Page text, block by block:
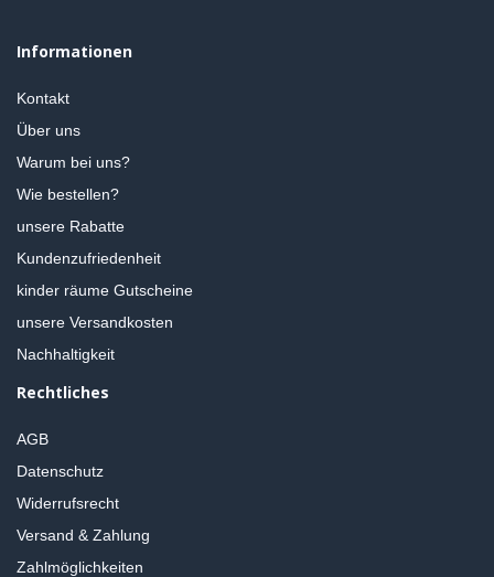
Informationen
Kontakt
Über uns
Warum bei uns?
Wie bestellen?
unsere Rabatte
Kundenzufriedenheit
kinder räume Gutscheine
unsere Versandkosten
Nachhaltigkeit
Rechtliches
AGB
Datenschutz
Widerrufsrecht
Versand & Zahlung
Zahlmöglichkeiten